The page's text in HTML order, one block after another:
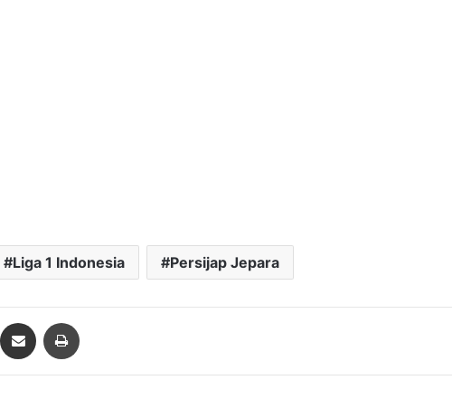
Liga 1 Indonesia Persijap Jepara